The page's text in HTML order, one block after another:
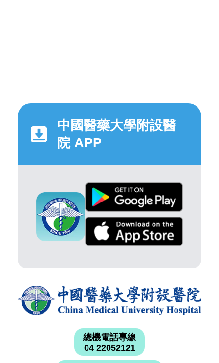
中國醫藥大學附設醫
院 APP
總機電話專線
04 22052121